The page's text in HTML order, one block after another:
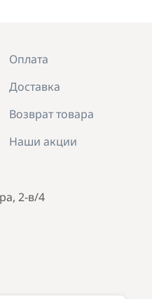
2-в/4
Оплата
Доставка
Возврат товара
Наши акции